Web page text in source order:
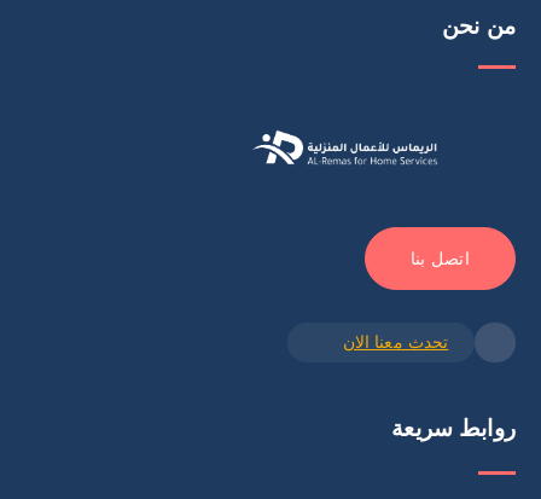
من نحن
اتصل بنا
تحدث معنا الان
روابط سريعة